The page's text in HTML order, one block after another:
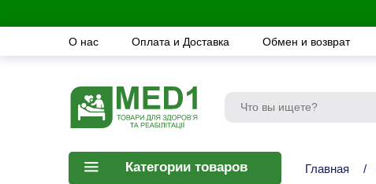
О нас Оплата и Доставка Обмен и возврат
Категории товаров Главная /